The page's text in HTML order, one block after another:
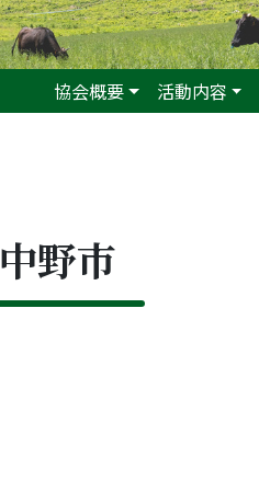
協会概要 活動内容
中野市